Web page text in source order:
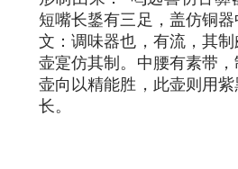
短嘴长鋬有三足，盖仿铜器
文：调味器也，有流，其
壶寔仿其制。中腰有素带，
壶向以精能胜，此壶则用
长。